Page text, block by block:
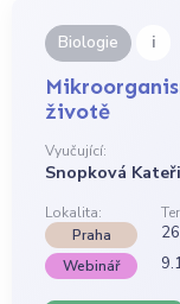
Biologie i
životě
Vyučující:
Snopková
Lokalita:
Praha
Webinář